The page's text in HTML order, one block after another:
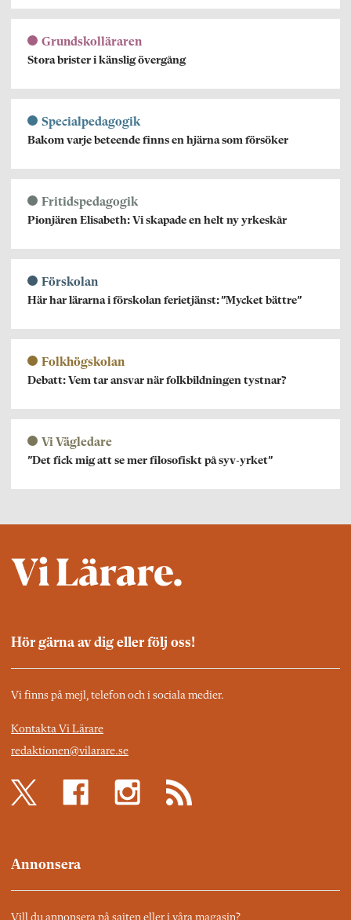
Grundskolläraren
Stora brister i känslig övergång
Specialpedagogik
Bakom varje beteende finns en hjärna som försöker
Fritidspedagogik
Pionjären Elisabeth: Vi skapade en helt ny yrkeskår
Förskolan
Här har lärarna i förskolan ferietjänst: ”Mycket bättre”
Folkhögskolan
Debatt: Vem tar ansvar när folkbildningen tystnar?
Vi Vägledare
”Det fick mig att se mer filosofiskt på syv-yrket”
Hör gärna av dig eller följ oss!
Vi finns på mejl, telefon och i sociala medier.
Kontakta Vi Lärare
redaktionen@vilarare.se
Annonsera